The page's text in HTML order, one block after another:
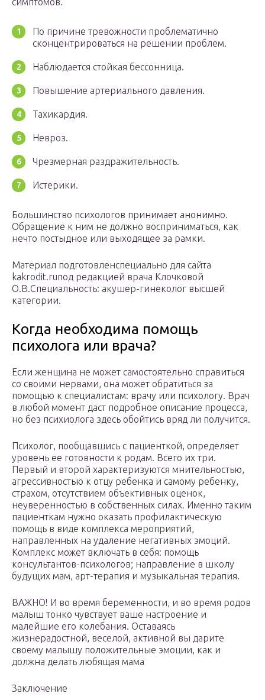
По причине тревожности проблематично
сконцентрироваться на решении проблем.
Наблюдается стойкая бессонница.
Повышение артериального давления.
Тахикардия.
Невроз.
Чрезмерная раздражительность.
Истерики.
Большинство психологов принимает анонимно.
Обращение к ним не должно восприниматься, как
нечто постыдное или выходящее за рамки.
Материал подготовленспециально для сайта
kakrodit.ruпод редакцией врача Клочковой
О.В.Специальность: акушер-гинеколог высшей
категории.
Когда необходима помощь
психолога или врача?
Если женщина не может самостоятельно справиться
со своими нервами, она может обратиться за
помощью к специалистам: врачу или психологу. Врач
в любой момент даст подробное описание процесса,
но без психиолога здесь обойтись вряд ли получится.
Психолог, пообщавшись с пациенткой, определяет
уровень ее готовности к родам. Всего их три.
Первый и второй характеризуются мнительностью,
агрессивностью к отцу ребенка и самому ребенку,
страхом, отсутствием объективных оценок,
неуверенностью в собственных силах. Именно таким
пациенткам нужно оказать профилактическую
помощь в виде комплекса мероприятий,
направленных на удаление негативных эмоций.
Комплекс может включать в себя: помощь
консультантов-психологов; направление в школу
будущих мам, арт-терапия и музыкальная терапия.
ВАЖНО! И во время беременности, и во время родов
малыш тонко чувствует ваше настроение и
малейшие его колебания. Оставаясь
жизнерадостной, веселой, активной вы дарите
своему малышу положительные эмоции, как и
должна делать любящая мама
Заключение